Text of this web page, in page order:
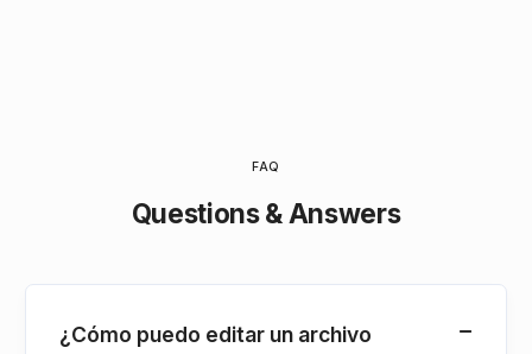
FAQ
Questions & Answers
¿Cómo puedo editar un archivo